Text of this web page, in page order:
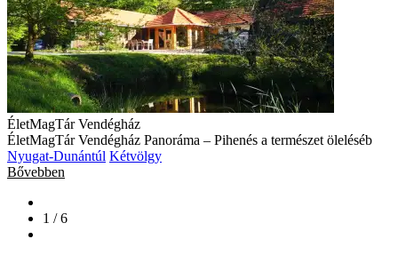
ÉletMagTár Vendégház
ÉletMagTár Vendégház Panoráma – Pihenés a természet öleléséb
Nyugat-Dunántúl Kétvölgy
Bővebben
1 / 6